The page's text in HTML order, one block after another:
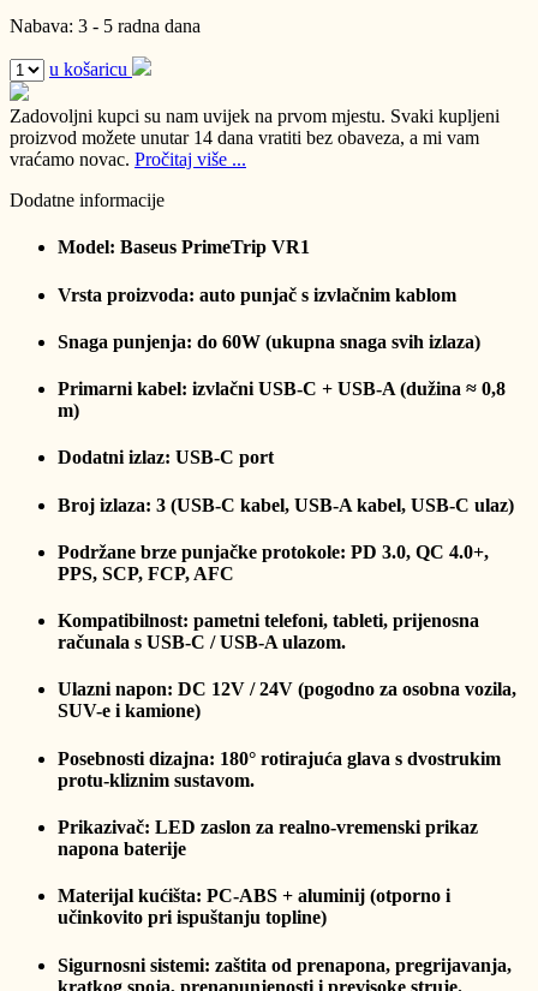
Nabava: 3 - 5 radna dana
u košaricu
Zadovoljni kupci su nam uvijek na prvom mjestu. Svaki kupljeni
proizvod možete unutar 14 dana vratiti bez obaveza, a mi vam
vraćamo novac. Pročitaj više ...
Dodatne informacije
Model: Baseus PrimeTrip VR1
Vrsta proizvoda: auto punjač s izvlačnim kablom
Snaga punjenja: do 60W (ukupna snaga svih izlaza)
Primarni kabel: izvlačni USB-C + USB-A (dužina ≈ 0,8
m)
Dodatni izlaz: USB-C port
Broj izlaza: 3 (USB-C kabel, USB-A kabel, USB-C ulaz)
Podržane brze punjačke protokole: PD 3.0, QC 4.0+,
PPS, SCP, FCP, AFC
Kompatibilnost: pametni telefoni, tableti, prijenosna
računala s USB-C / USB-A ulazom.
Ulazni napon: DC 12V / 24V (pogodno za osobna vozila,
SUV-e i kamione)
Posebnosti dizajna: 180° rotirajuća glava s dvostrukim
protu-kliznim sustavom.
Prikazivač: LED zaslon za realno-vremenski prikaz
napona baterije
Materijal kućišta: PC-ABS + aluminij (otporno i
učinkovito pri ispuštanju topline)
Sigurnosni sistemi: zaštita od prenapona, pregrijavanja,
kratkog spoja, prenapunjenosti i previsoke struje.